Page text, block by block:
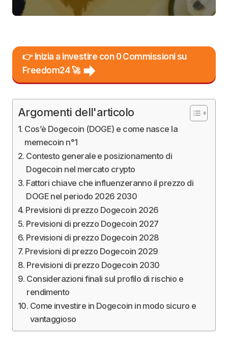
👉 Inizia a investire con 0 Commissioni su
Freedom24 🚀
Argomenti dell'articolo
Cos’è Dogecoin (DOGE) e come nasce la
memecoin n°1
Contesto generale e posizionamento di
Dogecoin nel mercato crypto
Fattori chiave che influenzeranno il prezzo di
DOGE nel periodo 2026 2030
Previsioni di prezzo Dogecoin 2026
Previsioni di prezzo Dogecoin 2027
Previsioni di prezzo Dogecoin 2028
Previsioni di prezzo Dogecoin 2029
Previsioni di prezzo Dogecoin 2030
Considerazioni finali sul profilo di rischio e
rendimento
Come investire in Dogecoin in modo sicuro e
vantaggioso